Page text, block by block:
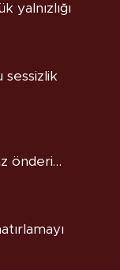
yalnızlığı
sessizlik
önderi…